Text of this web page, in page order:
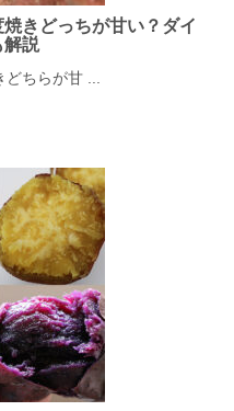
きどっちが甘い？ダイ
解説
ちらが甘 ...